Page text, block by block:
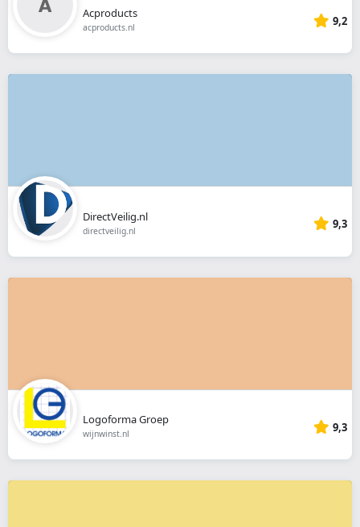
Acproducts
acproducts.nl 9,2
DirectVeilig.nl
directveilig.nl 9,3
Logoforma Groep
wijnwinst.nl 9,3